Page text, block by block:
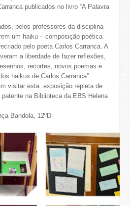
publicados no livro “A Palavra
pelos professores da disciplina
um haiku – composição poética
pelo poeta Carlos Carranca. A
a liberdade de fazer reflexões,
recortes, novos poemas e
haikus de Carlos Carranca”.
visitar esta exposição repleta de
na Biblioteca da EBS Helena
Bandola, 12ºD